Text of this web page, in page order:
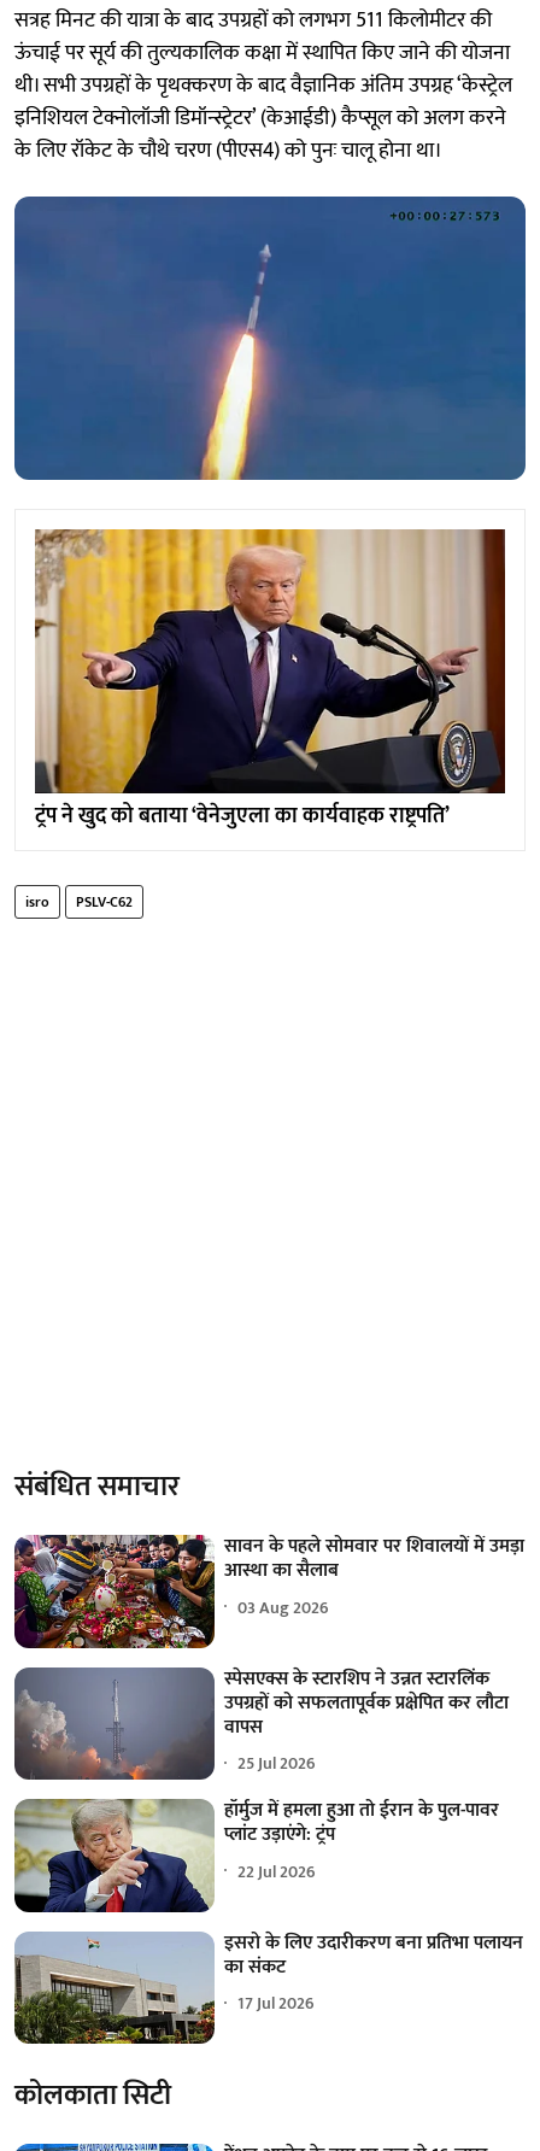
सत्रह मिनट की यात्रा के बाद उपग्रहों को लगभग 511 किलोमीटर की
ऊंचाई पर सूर्य की तुल्यकालिक कक्षा में स्थापित किए जाने की योजना
थी। सभी उपग्रहों के पृथक्करण के बाद वैज्ञानिक अंतिम उपग्रह ‘केस्ट्रेल
इनिशियल टेक्नोलॉजी डिमॉन्स्ट्रेटर’ (केआईडी) कैप्सूल को अलग करने
के लिए रॉकेट के चौथे चरण (पीएस4) को पुनः चालू होना था।
ट्रंप ने खुद को बताया ‘वेनेजुएला का कार्यवाहक राष्ट्रपति’
isro PSLV-C62
संबंधित समाचार
सावन के पहले सोमवार पर शिवालयों में उमड़ा
आस्था का सैलाब
03 Aug 2026
स्पेसएक्स के स्टारशिप ने उन्नत स्टारलिंक
उपग्रहों को सफलतापूर्वक प्रक्षेपित कर लौटा
वापस
25 Jul 2026
हॉर्मुज में हमला हुआ तो ईरान के पुल-पावर
प्लांट उड़ाएंगे: ट्रंप
22 Jul 2026
इसरो के लिए उदारीकरण बना प्रतिभा पलायन
का संकट
17 Jul 2026
कोलकाता सिटी